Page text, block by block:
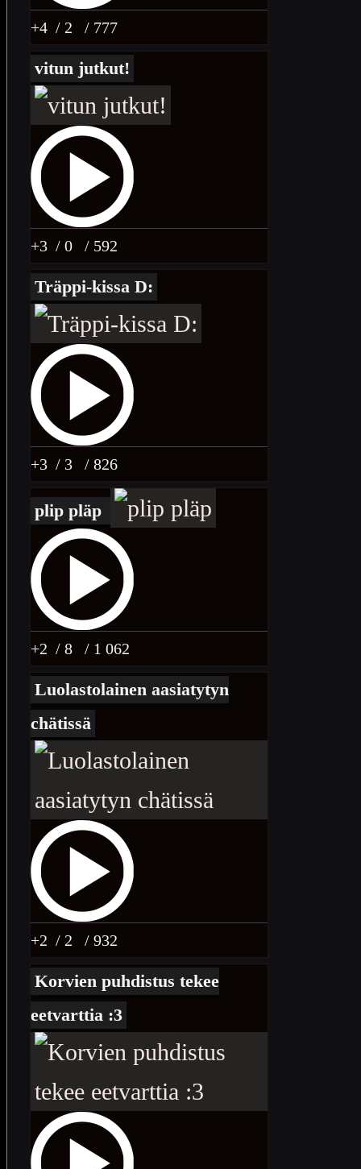
+4 / 2 / 777
vitun jutkut!
+3 / 0 / 592
Träppi-kissa D:
+3 / 3 / 826
plip pläp
+2 / 8 / 1 062
Luolastolainen aasiatytyn
chätissä
+2 / 2 / 932
Korvien puhdistus tekee
eetvarttia :3